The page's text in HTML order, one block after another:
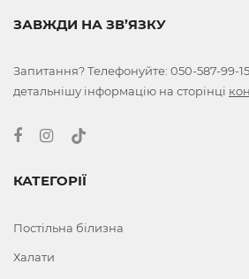
ЗАВЖДИ НА ЗВ’ЯЗКУ
Запитання? Телефонуйте: 050-587-99-15
детальнішу інформацію на сторінці
КАТЕГОРІЇ
Постільна білизна
Халати